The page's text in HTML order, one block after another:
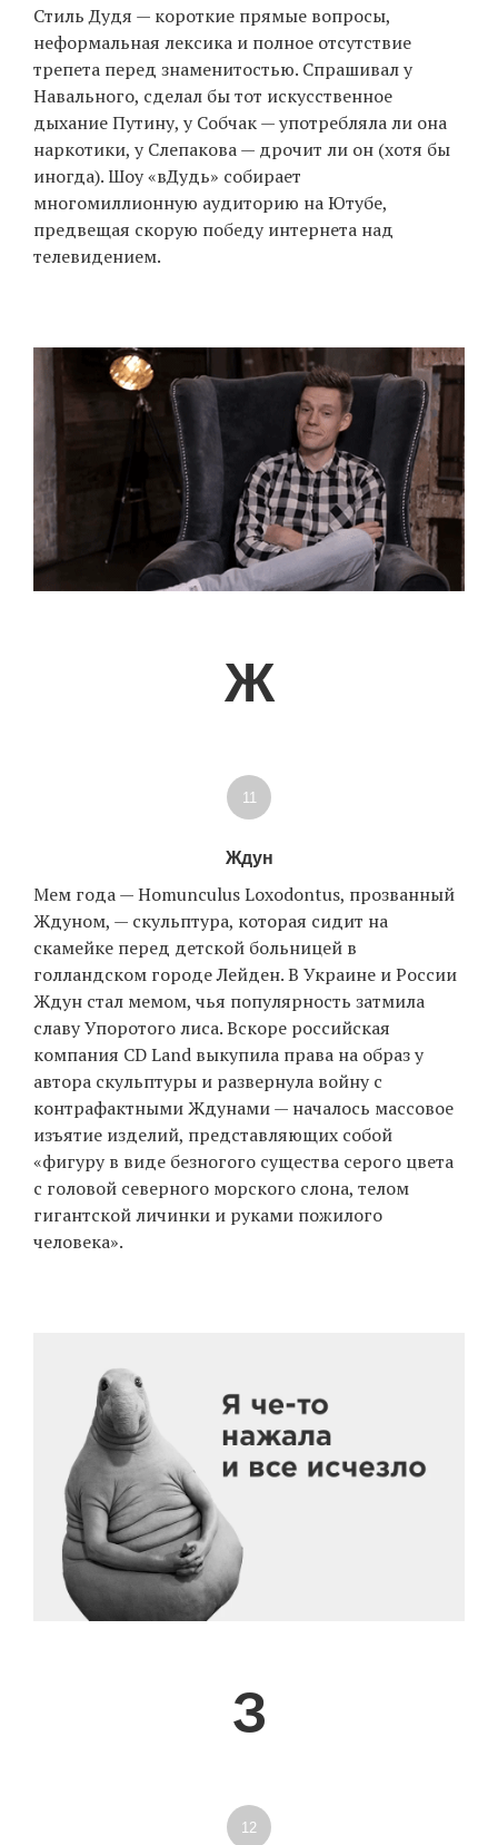
Стиль Дудя — короткие прямые вопросы,
неформальная лексика и полное отсутствие
трепета перед знаменитостью. Спрашивал у
Навального, сделал бы тот искусственное
дыхание Путину, у Собчак — употребляла ли она
наркотики, у Слепакова — дрочит ли он (хотя бы
иногда). Шоу «вДудь» собирает
многомиллионную аудиторию на Ютубе,
предвещая скорую победу интернета над
телевидением.
Ж
11
Ждун
Мем года — Homunculus Loxodontus, прозванный
Ждуном, — скульптура, которая сидит на
скамейке перед детской больницей в
голландском городе Лейден. В Украине и России
Ждун стал мемом, чья популярность затмила
славу Упоротого лиса. Вскоре российская
компания CD Land выкупила права на образ у
автора скульптуры и развернула войну с
контрафактными Ждунами — началось массовое
изъятие изделий, представляющих собой
«фигуру в виде безногого существа серого цвета
с головой северного морского слона, телом
гигантской личинки и руками пожилого
человека».
З
12